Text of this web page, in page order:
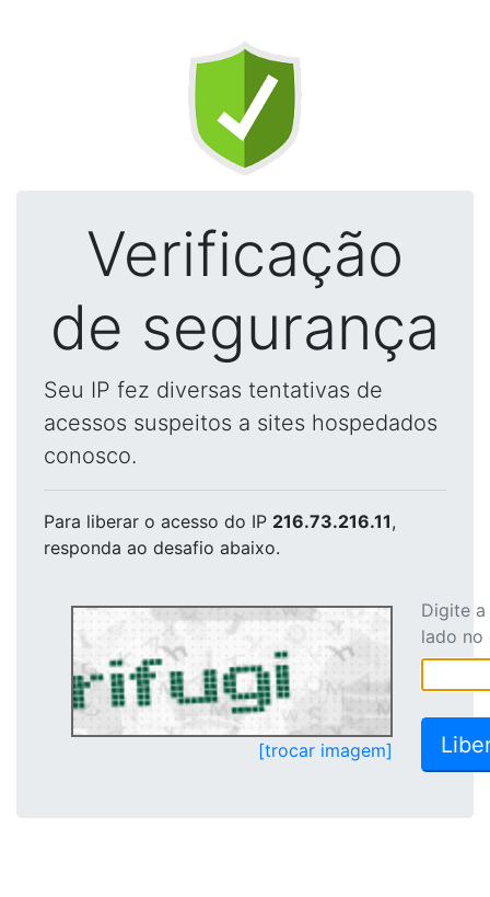
Verificação
de segurança
Seu IP fez diversas tentativas de
acessos suspeitos a sites hospedados
conosco.
Para liberar o acesso do IP 216.73.216.11,
responda ao desafio abaixo.
[trocar imagem]
Digite
lado no